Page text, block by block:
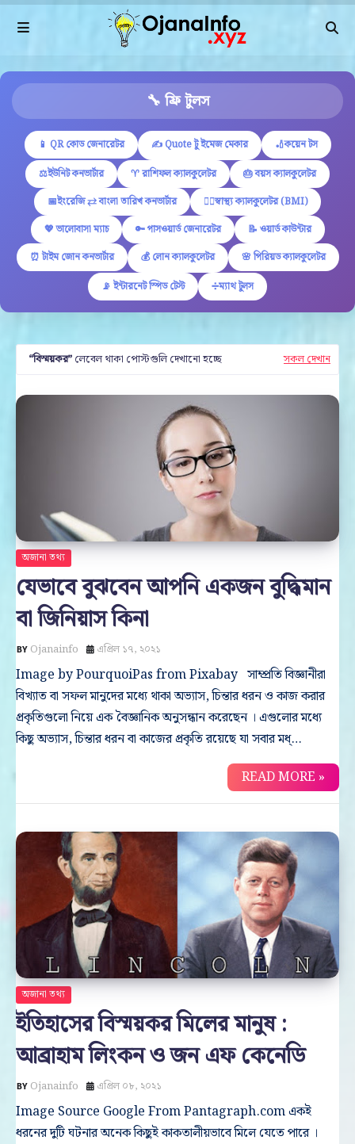
🔧 ফ্রি টুলস
📱 QR কোড জেনারেটর ✍ Quote টু ইমেজ মেকার
🏏কয়েন টস
⚖️ইউনিট কনভার্টার
♈ রাশিফল ক্যালকুলেটর
🎂 বয়স ক্যালকুলেটর
📅ইংরেজি ⇄ বাংলা তারিখ কনভার্টার
🏋️‍♂️স্বাস্থ্য ক্যালকুলেটর (BMI)
💖 ভালোবাসা ম্যাচ
🔑 পাসওয়ার্ড জেনারেটর
📝 ওয়ার্ড কাউন্টার
⏰ টাইম জোন কনভার্টার
💰 লোন ক্যালকুলেটর
🌸 পিরিয়ড ক্যালকুলেটর
📡 ইন্টারনেট স্পিড টেস্ট
➗ম্যাথ টুলস
বিস্ময়কর লেবেল থাকা পোস্টগুলি দেখানো হচ্ছে সকল দেখান
অজানা তথ্য
যেভাবে বুঝবেন আপনি একজন বুদ্ধিমান
বা জিনিয়াস কিনা
Ojanainfo এপ্রিল ১৭, ২০২১
Image by PourquoiPas from Pixabay সাম্প্রতি বিজ্ঞানীরা
বিখ্যাত বা সফল মানুদের মধ্যে থাকা অভ্যাস, চিন্তার ধরন ও কাজ করার
প্রকৃতিগুলো নিয়ে এক বৈজ্ঞানিক অনুসন্ধান করেছেন । এগুলোর মধ্যে
কিছু অভ্যাস, চিন্তার ধরন বা কাজের প্রকৃতি রয়েছে যা সবার মধ্…
READ MORE »
অজানা তথ্য
ইতিহাসের বিস্ময়কর মিলের মানুষ :
আব্রাহাম লিংকন ও জন এফ কেনেডি
Ojanainfo এপ্রিল ০৮, ২০২১
Image Source Google From Pantagraph.com একই
ধরনের দুটি ঘটনার অনেক কিছুই কাকতালীয়ভাবে মিলে যেতে পারে ।